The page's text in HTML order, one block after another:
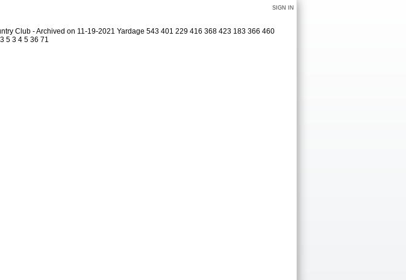
SIGN IN
Club - Archived on 11-19-2021 Yardage 543 401 229 416 368 423 183 366 460
5 3 4 5 36 71